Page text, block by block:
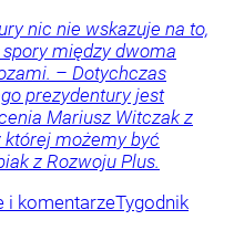
nic nie wskazuje na to,
między dwoma
– Dotychczas
prezydentury jest
Mariusz Witczak z
której możemy być
z Rozwoju Plus.
i komentarzeTygodnik